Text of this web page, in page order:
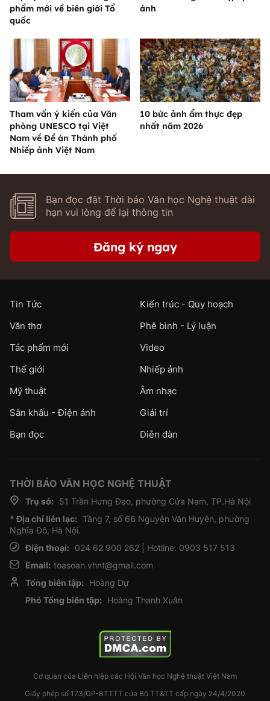
phẩm mới về biên giới Tổ
quốc
ảnh
Tham vấn ý kiến của Văn
phòng UNESCO tại Việt
Nam về Đề án Thành phố
Nhiếp ảnh Việt Nam
10 bức ảnh ẩm thực đẹp
nhất năm 2026
Bạn đọc đặt Thời báo Văn học Nghệ thuật dài
hạn vui lòng để lại thông tin
Đăng ký ngay
Tin Tức
Kiến trúc - Quy hoạch
Văn thơ
Phê bình - Lý luận
Tác phẩm mới
Video
Thế giới
Nhiếp ảnh
Mỹ thuật
Âm nhạc
Sân khấu - Điện ảnh
Giải trí
Bạn đọc
Diễn đàn
THỜI BÁO VĂN HỌC NGHỆ THUẬT
Trụ sở:
51 Trần Hưng Đạo, phường Cửa Nam, TP.Hà Nội
* Địa chỉ liên lạc: Tầng 7, số 66 Nguyễn Văn Huyên, phường
Nghĩa Đô, Hà Nội.
Điện thoại:
024 62 900 262 | Hotline: 0903 517 513
Email: toasoan.vhnt@gmail.com
Tổng biên tập:
Hoàng Dự
Phó Tổng biên tập:
Hoàng Thanh Xuân
Cơ quan của Liên hiệp các Hội Văn học Nghệ thuật Việt Nam
Giấy phép số 173/GP-BTTTT của Bộ TT&TT cấp ngày 24/4/2020